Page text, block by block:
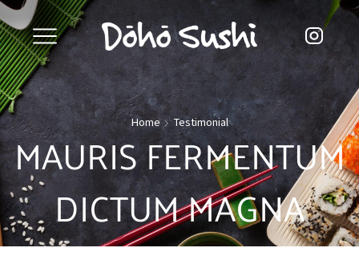
Home Testimonial
MAURIS FERMENTUM
DICTUM MAGNA